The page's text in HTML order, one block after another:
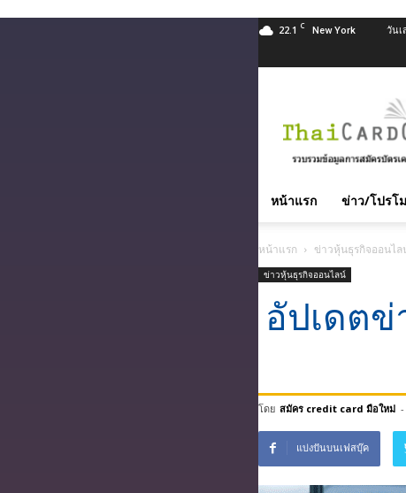
22.1 C New York วันเ
เครดิต
บัตร
สิน
เชื่อ
บุคคล
ทุก
เร็ว
บริการ
ฟรี
หน้าแรก ข่าว/โปรโ
หน้าแรก ข่าวหุ้นธุรกิจออนไล
ข่าวหุ้นธุรกิจออนไลน์
อัปเดตข่
โดย สมัคร credit card มือใหม่ -
แบ่งปันบนเฟสบุ๊ค